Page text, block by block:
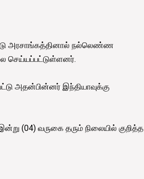
அரசாங்கத்தினால் நல்லெண்ண
செய்யப்பட்டுள்ளனர்.
அதன்பின்னர் இந்தியாவுக்கு
(04) வருகை தரும் நிலையில் குறித்த